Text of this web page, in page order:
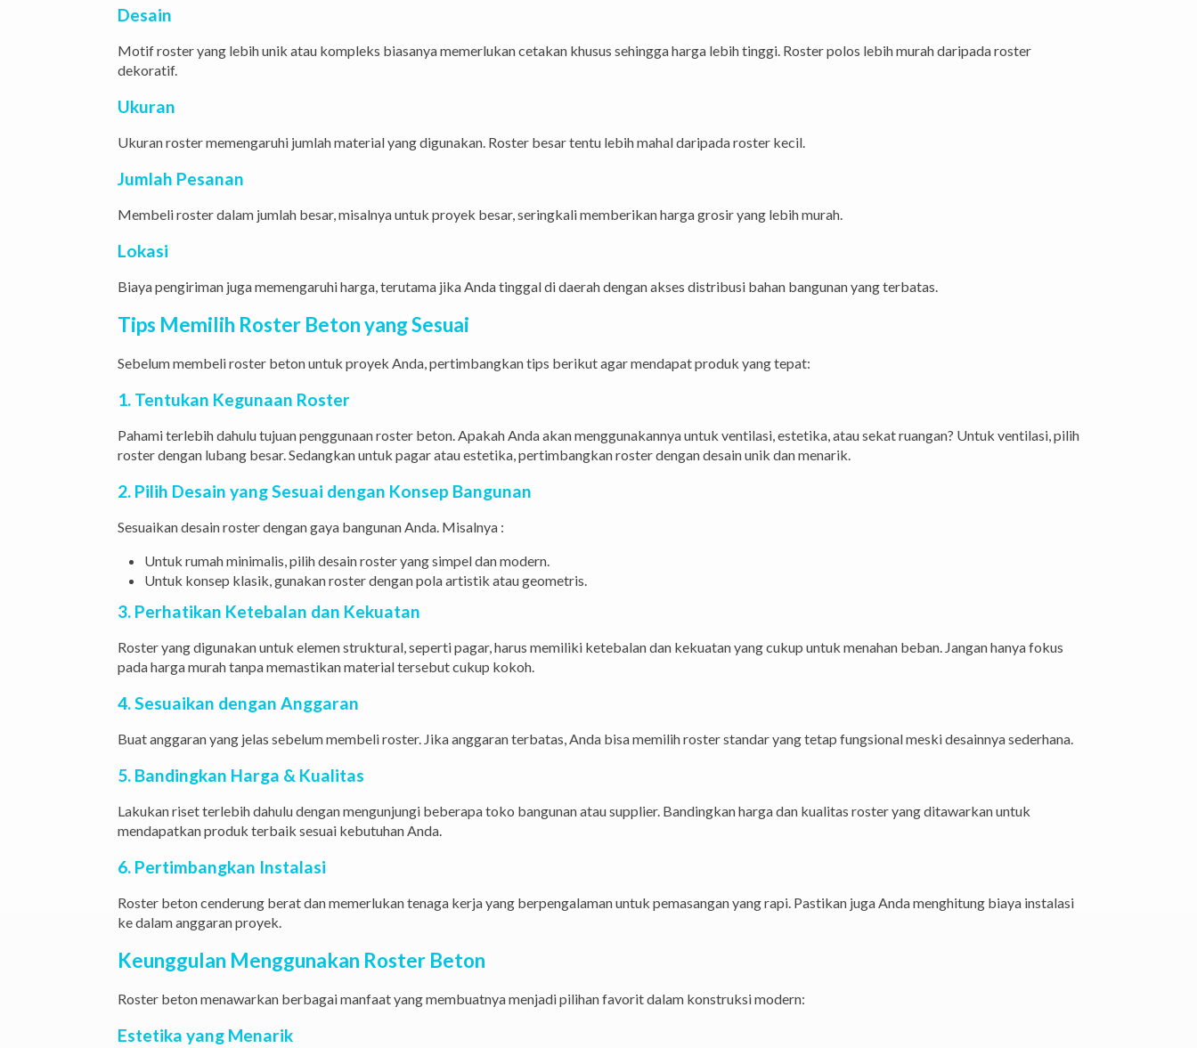
Desain
Motif roster yang lebih unik atau kompleks biasanya memerlukan cetakan khusus sehingga harga lebih tinggi. Roster polos lebih murah daripada roster
dekoratif.
Ukuran
Ukuran roster memengaruhi jumlah material yang digunakan. Roster besar tentu lebih mahal daripada roster kecil.
Jumlah Pesanan
Membeli roster dalam jumlah besar, misalnya untuk proyek besar, seringkali memberikan harga grosir yang lebih murah.
Lokasi
Biaya pengiriman juga memengaruhi harga, terutama jika Anda tinggal di daerah dengan akses distribusi bahan bangunan yang terbatas.
Tips Memilih Roster Beton yang Sesuai
Sebelum membeli roster beton untuk proyek Anda, pertimbangkan tips berikut agar mendapat produk yang tepat:
1. Tentukan Kegunaan Roster
Pahami terlebih dahulu tujuan penggunaan roster beton. Apakah Anda akan menggunakannya untuk ventilasi, estetika, atau sekat ruangan? Untuk ventilasi, pilih
roster dengan lubang besar. Sedangkan untuk pagar atau estetika, pertimbangkan roster dengan desain unik dan menarik.
2. Pilih Desain yang Sesuai dengan Konsep Bangunan
Sesuaikan desain roster dengan gaya bangunan Anda. Misalnya :
Untuk rumah minimalis, pilih desain roster yang simpel dan modern.
Untuk konsep klasik, gunakan roster dengan pola artistik atau geometris.
3. Perhatikan Ketebalan dan Kekuatan
Roster yang digunakan untuk elemen struktural, seperti pagar, harus memiliki ketebalan dan kekuatan yang cukup untuk menahan beban. Jangan hanya fokus
pada harga murah tanpa memastikan material tersebut cukup kokoh.
4. Sesuaikan dengan Anggaran
Buat anggaran yang jelas sebelum membeli roster. Jika anggaran terbatas, Anda bisa memilih roster standar yang tetap fungsional meski desainnya sederhana.
5. Bandingkan Harga & Kualitas
Lakukan riset terlebih dahulu dengan mengunjungi beberapa toko bangunan atau supplier. Bandingkan harga dan kualitas roster yang ditawarkan untuk
mendapatkan produk terbaik sesuai kebutuhan Anda.
6. Pertimbangkan Instalasi
Roster beton cenderung berat dan memerlukan tenaga kerja yang berpengalaman untuk pemasangan yang rapi. Pastikan juga Anda menghitung biaya instalasi
ke dalam anggaran proyek.
Keunggulan Menggunakan Roster Beton
Roster beton menawarkan berbagai manfaat yang membuatnya menjadi pilihan favorit dalam konstruksi modern:
Estetika yang Menarik